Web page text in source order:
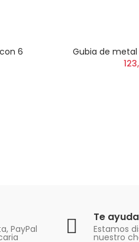
6
Gubia de
PayPal
Te
Estamos
nuestro